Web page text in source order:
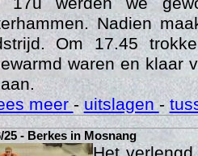
Nadien
Om 17.45
waren en klaar
meer-uitslagen-
25 - Berkes in Mosnang